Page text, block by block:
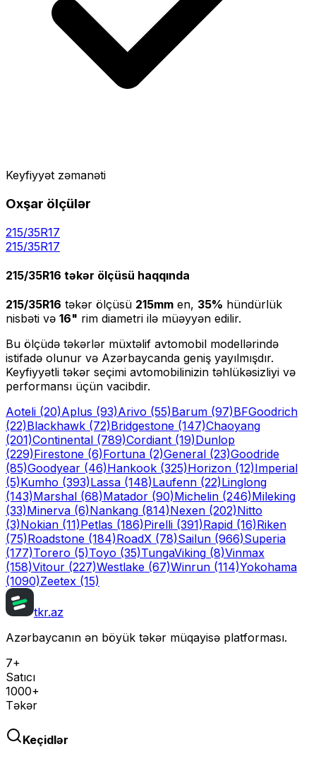
Keyfiyyət zəmanəti
Oxşar ölçülər
215/35R17
215/35R17
215/35R16 təkər ölçüsü haqqında
215/35R16 təkər ölçüsü 215mm en, 35% hündürlük
nisbəti və 16" rim diametri ilə müəyyən edilir.
Bu ölçüdə təkərlər müxtəlif avtomobil modellərində
istifadə olunur və Azərbaycanda geniş yayılmışdır.
Keyfiyyətli təkər seçimi avtomobilinizin təhlükəsizliyi və
performansı üçün vacibdir.
Aoteli (20)Aplus (93)Arivo (55)Barum (97)BFGoodrich
(22)Blackhawk (72)Bridgestone (147)Chaoyang
(201)Continental (789)Cordiant (19)Dunlop
(229)Firestone (6)Fortuna (2)General (23)Goodride
(85)Goodyear (46)Hankook (325)Horizon (12)Imperial
(5)Kumho (393)Lassa (148)Laufenn (22)Linglong
(143)Marshal (68)Matador (90)Michelin (246)Mileking
(33)Minerva (6)Nankang (814)Nexen (202)Nitto
(3)Nokian (11)Petlas (186)Pirelli (391)Rapid (16)Riken
(75)Roadstone (184)RoadX (78)Sailun (966)Superia
(177)Torero (5)Toyo (35)TungaViking (8)Vinmax
(158)Vitour (227)Westlake (67)Winrun (114)Yokohama
(1090)Zeetex (15)
tkr.az
Azərbaycanın ən böyük təkər müqayisə platforması.
7+
Satıcı
1000+
Təkər
Keçidlər